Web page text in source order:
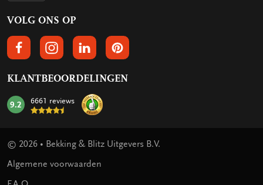
VOLG ONS OP
VOLGS ONS OP FACEBOOK
VOLG ONS OP INSTAGRAM
VOLG ONS OP LINKEDIN
VOLG ONS OP PINTEREST
KLANTBEOORDELINGEN
mark:
9.2 6661 reviews
© 2026 • Bekking & Blitz Uitgevers B.V.
Algemene voorwaarden